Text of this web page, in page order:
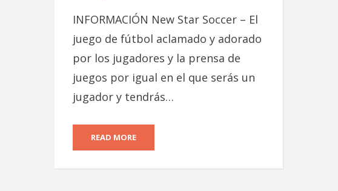
INFORMACIÓN New Star Soccer – El
juego de fútbol aclamado y adorado
por los jugadores y la prensa de
juegos por igual en el que serás un
jugador y tendrás…
READ MORE